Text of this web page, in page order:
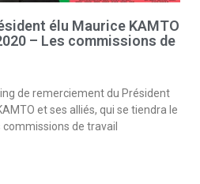
élu Maurice KAMTO
– Les commissions de
de remerciement du Président
et ses alliés, qui se tiendra le
de travail